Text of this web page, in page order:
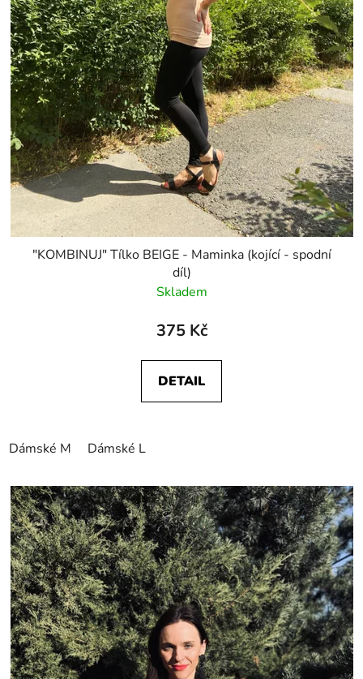
"KOMBINUJ" Tílko BEIGE - Maminka (kojící - spodní
díl)
Skladem
375 Kč
DETAIL
Dámské M Dámské L